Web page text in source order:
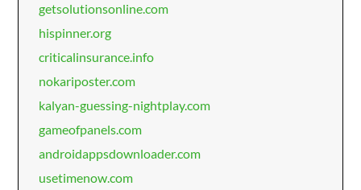
getsolutionsonline.com
hispinner.org
criticalinsurance.info
nokariposter.com
kalyan-guessing-nightplay.com
gameofpanels.com
androidappsdownloader.com
usetimenow.com